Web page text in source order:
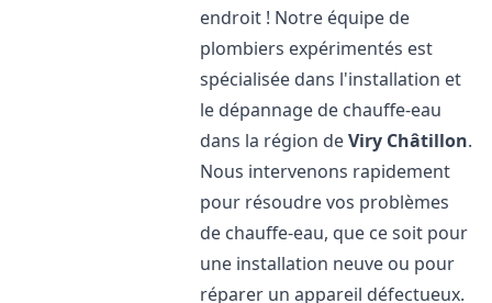
endroit ! Notre équipe de
plombiers expérimentés est
spécialisée dans l'installation et
le dépannage de chauffe-eau
dans la région deViry Châtillon.
Nous intervenons rapidement
pour résoudre vos problèmes
de chauffe-eau, que ce soit pour
une installation neuve ou pour
réparer un appareil défectueux.